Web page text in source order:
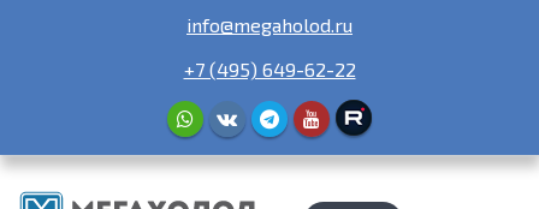
info@megaholod.ru
+7 (495) 649-62-22